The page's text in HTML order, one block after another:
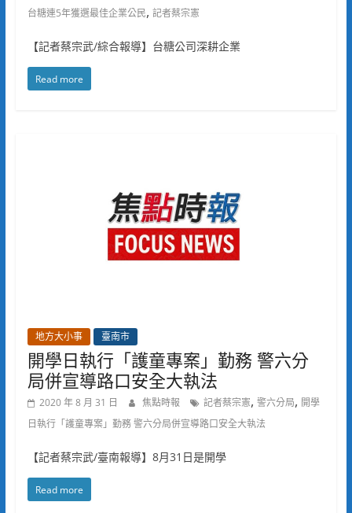
台糖連5年獲選最佳企業公民, 記者蔡宗憲
【記者蔡宗武/綜合報導】台糖公司深耕企業
Read more
地方大小事 臺南市
開學日執行「護童專案」勤務 警六分
局併宣導路口安全大執法
2020 年 8 月 31 日 焦點時報 記者蔡宗憲, 警六分局, 開學
日執行「護童專案」勤務 警六分局併宣導路口安全大執法
【記者蔡宗武/臺南報導】8月31日是開學
Read more